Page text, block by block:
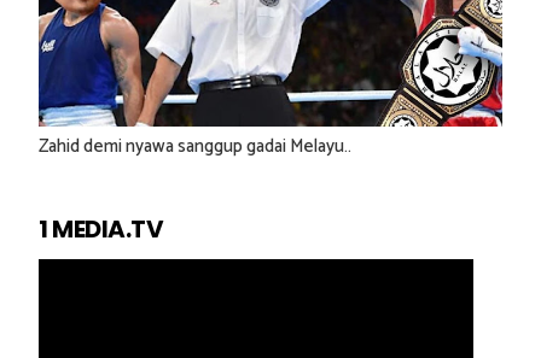
Zahid demi nyawa sanggup gadai Melayu..
1 MEDIA.TV